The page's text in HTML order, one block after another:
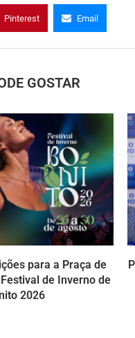
Pinterest Email
GOSTAR
para a Praça de
de Inverno de
2026